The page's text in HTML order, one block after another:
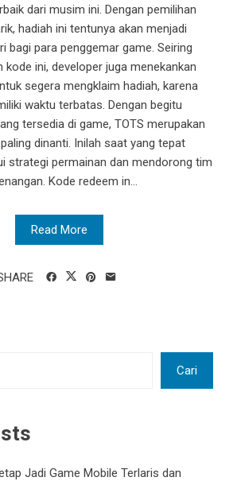
dari musim ini. Dengan pemilihan
hadiah ini tentunya akan menjadi
bagi para penggemar game. Seiring
kode ini, developer juga menekankan
segera mengklaim hadiah, karena
waktu terbatas. Dengan begitu
tersedia di game, TOTS merupakan
dinanti. Inilah saat yang tepat
strategi permainan dan mendorong tim
Kode redeem in...
Read More
Cari
Jadi Game Mobile Terlaris dan